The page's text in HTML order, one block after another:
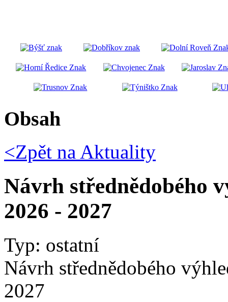
Obsah
<Zpět na Aktuality
Návrh střednědobého
2026 - 2027
Typ: ostatní
Návrh střednědobého
2027